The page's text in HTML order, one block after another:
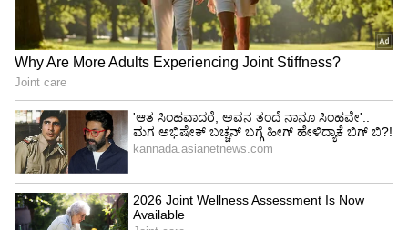
ತಮಾಷ
ರಣಬೀರ್ ಕಪೂರ್ ಮತ್ತು ದೀಪಿಕಾ ಪಡುಕೋಣೆ ನಟನೆಯ
ತಮಾಷ ಸಿನಿಮಾದ ಮೊದಲು ಆಫರ್ ಹೋಗಿದ್ದು ಅನುಷ್ಕಾ
ಶರ್ಮಾಗೆ. ಇಮ್ತಿಯಾಜ್ ಅಲಿ ಅವರ ತಮಾಷ ಸಿನಿಮಾದಲ್ಲಿ